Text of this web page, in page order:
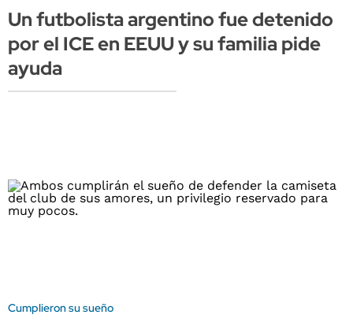
Un futbolista argentino fue detenido
por el ICE en EEUU y su familia pide
ayuda
Cumplieron su sueño